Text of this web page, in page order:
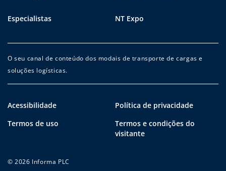
Especialistas NT Expo
O seu canal de conteúdo dos modais de transporte de cargas e
soluções logísticas.
Acessibilidade
Política de privacidade
Termos de uso
Termos e condições do
visitante
© 2026 Informa PLC